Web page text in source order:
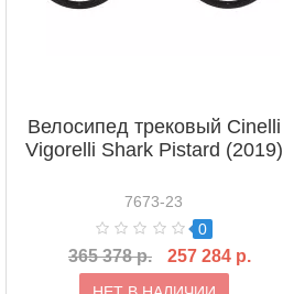
Велосипед трековый Cinelli
Vigorelli Shark Pistard (2019)
7673-23
0
365 378 р. 257 284 р.